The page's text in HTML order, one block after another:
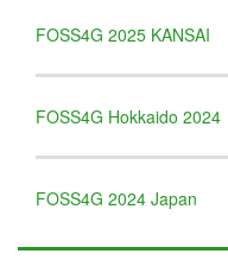
FOSS4G 2025 KANSAI
FOSS4G Hokkaido 2024
FOSS4G 2024 Japan